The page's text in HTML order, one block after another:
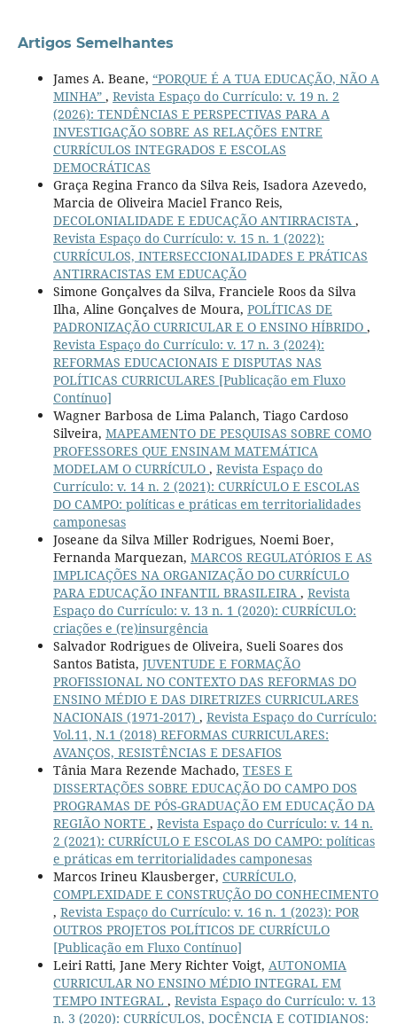
Artigos Semelhantes
James A. Beane, “PORQUE É A TUA EDUCAÇÃO, NÃO A
MINHA” , Revista Espaço do Currículo: v. 19 n. 2
(2026): TENDÊNCIAS E PERSPECTIVAS PARA A
INVESTIGAÇÃO SOBRE AS RELAÇÕES ENTRE
CURRÍCULOS INTEGRADOS E ESCOLAS
DEMOCRÁTICAS
Graça Regina Franco da Silva Reis, Isadora Azevedo,
Marcia de Oliveira Maciel Franco Reis,
DECOLONIALIDADE E EDUCAÇÃO ANTIRRACISTA ,
Revista Espaço do Currículo: v. 15 n. 1 (2022):
CURRÍCULOS, INTERSECCIONALIDADES E PRÁTICAS
ANTIRRACISTAS EM EDUCAÇÃO
Simone Gonçalves da Silva, Franciele Roos da Silva
Ilha, Aline Gonçalves de Moura, POLÍTICAS DE
PADRONIZAÇÃO CURRICULAR E O ENSINO HÍBRIDO ,
Revista Espaço do Currículo: v. 17 n. 3 (2024):
REFORMAS EDUCACIONAIS E DISPUTAS NAS
POLÍTICAS CURRICULARES [Publicação em Fluxo
Contínuo]
Wagner Barbosa de Lima Palanch, Tiago Cardoso
Silveira, MAPEAMENTO DE PESQUISAS SOBRE COMO
PROFESSORES QUE ENSINAM MATEMÁTICA
MODELAM O CURRÍCULO , Revista Espaço do
Currículo: v. 14 n. 2 (2021): CURRÍCULO E ESCOLAS
DO CAMPO: políticas e práticas em territorialidades
camponesas
Joseane da Silva Miller Rodrigues, Noemi Boer,
Fernanda Marquezan, MARCOS REGULATÓRIOS E AS
IMPLICAÇÕES NA ORGANIZAÇÃO DO CURRÍCULO
PARA EDUCAÇÃO INFANTIL BRASILEIRA , Revista
Espaço do Currículo: v. 13 n. 1 (2020): CURRÍCULO:
criações e (re)insurgência
Salvador Rodrigues de Oliveira, Sueli Soares dos
Santos Batista, JUVENTUDE E FORMAÇÃO
PROFISSIONAL NO CONTEXTO DAS REFORMAS DO
ENSINO MÉDIO E DAS DIRETRIZES CURRICULARES
NACIONAIS (1971-2017) , Revista Espaço do Currículo:
Vol.11, N.1 (2018) REFORMAS CURRICULARES:
AVANÇOS, RESISTÊNCIAS E DESAFIOS
Tânia Mara Rezende Machado, TESES E
DISSERTAÇÕES SOBRE EDUCAÇÃO DO CAMPO DOS
PROGRAMAS DE PÓS-GRADUAÇÃO EM EDUCAÇÃO DA
REGIÃO NORTE , Revista Espaço do Currículo: v. 14 n.
2 (2021): CURRÍCULO E ESCOLAS DO CAMPO: políticas
e práticas em territorialidades camponesas
Marcos Irineu Klausberger, CURRÍCULO,
COMPLEXIDADE E CONSTRUÇÃO DO CONHECIMENTO
, Revista Espaço do Currículo: v. 16 n. 1 (2023): POR
OUTROS PROJETOS POLÍTICOS DE CURRÍCULO
[Publicação em Fluxo Contínuo]
Leiri Ratti, Jane Mery Richter Voigt, AUTONOMIA
CURRICULAR NO ENSINO MÉDIO INTEGRAL EM
TEMPO INTEGRAL , Revista Espaço do Currículo: v. 13
n. 3 (2020): CURRÍCULOS, DOCÊNCIA E COTIDIANOS: